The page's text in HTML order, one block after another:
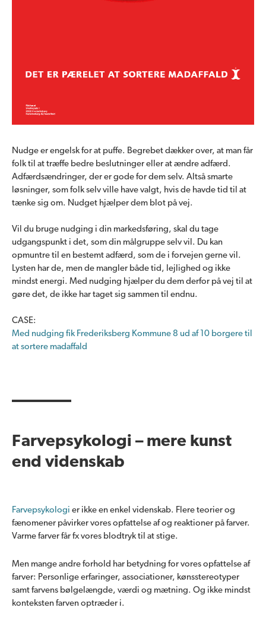
Nudge er engelsk for at puffe. Begrebet dækker over, at man får
folk til at træffe bedre beslutninger eller at ændre adfærd.
Adfærdsændringer, der er gode for dem selv. Altså smarte
løsninger, som folk selv ville have valgt, hvis de havde tid til at
tænke sig om. Nudget hjælper dem blot på vej.
Vil du bruge nudging i din markedsføring, skal du tage
udgangspunkt i det, som din målgruppe selv vil. Du kan
opmuntre til en bestemt adfærd, som de i forvejen gerne vil.
Lysten har de, men de mangler både tid, lejlighed og ikke
mindst energi. Med nudging hjælper du dem derfor på vej til at
gøre det, de ikke har taget sig sammen til endnu.
CASE:
Med nudging fik Frederiksberg Kommune 8 ud af 10 borgere til
at sortere madaffald
Farvepsykologi – mere kunst
end videnskab
Farvepsykologi er ikke en enkel videnskab. Flere teorier og
fænomener påvirker vores opfattelse af og reaktioner på farver.
Varme farver får fx vores blodtryk til at stige.
Men mange andre forhold har betydning for vores opfattelse af
farver: Personlige erfaringer, associationer, kønsstereotyper
samt farvens bølgelængde, værdi og mætning. Og ikke mindst
konteksten farven optræder i.